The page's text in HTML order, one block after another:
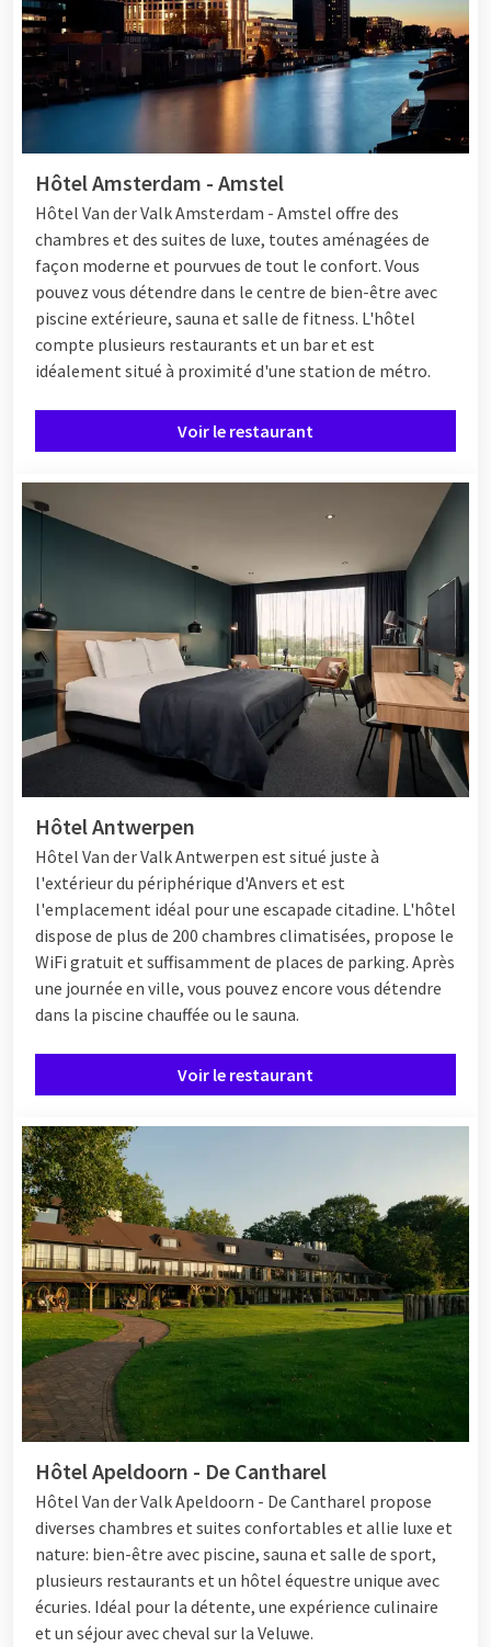
Hôtel Amsterdam - Amstel
Hôtel Van der Valk Amsterdam - Amstel offre des
chambres et des suites de luxe, toutes aménagées de
façon moderne et pourvues de tout le confort. Vous
pouvez vous détendre dans le centre de bien-être avec
piscine extérieure, sauna et salle de fitness. L'hôtel
compte plusieurs restaurants et un bar et est
idéalement situé à proximité d'une station de métro.
Voir le restaurant
Hôtel Antwerpen
Hôtel Van der Valk Antwerpen est situé juste à
l'extérieur du périphérique d'Anvers et est
l'emplacement idéal pour une escapade citadine. L'hôtel
dispose de plus de 200 chambres climatisées, propose le
WiFi gratuit et suffisamment de places de parking. Après
une journée en ville, vous pouvez encore vous détendre
dans la piscine chauffée ou le sauna.
Voir le restaurant
Hôtel Apeldoorn - De Cantharel
Hôtel Van der Valk Apeldoorn - De Cantharel propose
diverses chambres et suites confortables et allie luxe et
nature: bien-être avec piscine, sauna et salle de sport,
plusieurs restaurants et un hôtel équestre unique avec
écuries. Idéal pour la détente, une expérience culinaire
et un séjour avec cheval sur la Veluwe.